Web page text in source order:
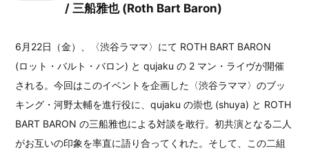
/ 三船雅也 (Roth Bart Baron)
6月22日（金）、〈渋谷ラママ〉にて ROTH BART BARON
(ロット・バルト・バロン) と qujaku の 2 マン・ライヴが開催
される。今回はこのイベントを企画した〈渋谷ラママ〉のブッ
キング・河野太輔を進行役に、qujaku の崇也 (shuya) と ROTH
BART BARON の三船雅也による対談を敢行。初共演となる二人
がお互いの印象を率直に語り合ってくれた。そして、この二組